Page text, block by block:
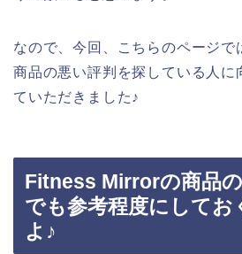
なので、今回、こちらのページ
商品の悪い評判を探している人に
ていただきました♪
Fitness Mirrorの商品
でも参考程度にしてお
よ♪